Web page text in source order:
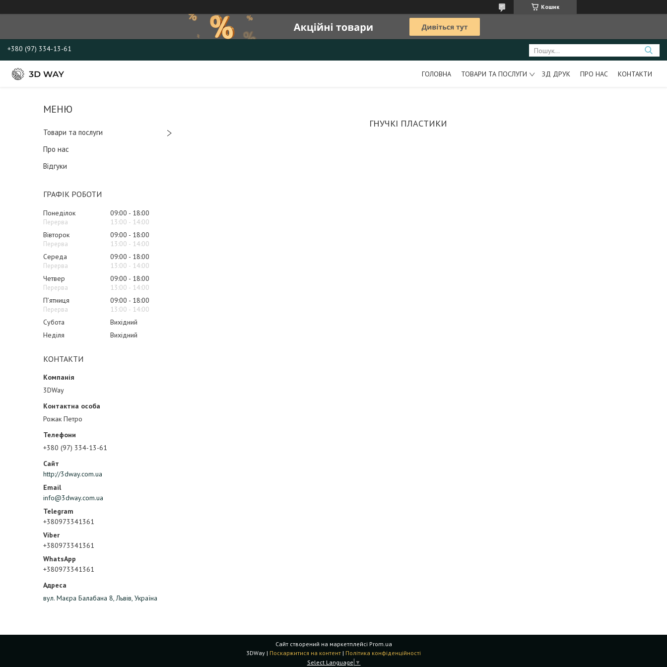
Кошик
+380 (97) 334-13-61
ГОЛОВНА ТОВАРИ ТА ПОСЛУГИ ЗД ДРУК ПРО НАС КОНТАКТИ
Товари та послуги
Про нас
Відгуки
ГРАФІК РОБОТИ
Понеділок 09:00
18:00
13:00
14:00
Вівторок
09:00
18:00
13:00
14:00
Середа
09:00
18:00
13:00
14:00
Четвер
09:00
18:00
13:00
14:00
Пʼятниця
09:00
18:00
13:00
14:00
Субота
Вихідний
Неділя
Вихідний
КОНТАКТИ
3DWay
Рожак Петро
+380 (97) 334-13-61
http://3dway.com.ua
info@3dway.com.ua
+380973341361
+380973341361
+380973341361
вул. Маєра Балабана 8, Львів, Україна
ГНУЧКІ ПЛАСТИКИ
Сайт створений на маркетплейсі Prom.ua
3DWay | Поскаржитися на контент | Політика конфіденційності
Select Language ▼